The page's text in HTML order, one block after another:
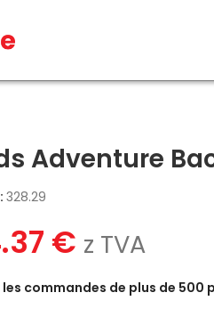
Adventure
328.29
€ z TVA
les commandes de plus de